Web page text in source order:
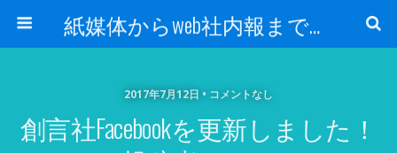
紙媒体からweb社内報まで 社内報制作会社 創言社：東京都千代田区飯田橋駅から１分
2017年7月12日 • コメントなし
創言社Facebookを更新しました！